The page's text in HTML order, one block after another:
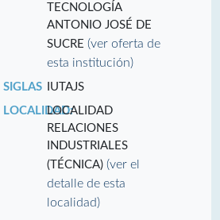
TECNOLOGÍA
ANTONIO JOSÉ DE
SUCRE(ver oferta de
esta institución)
SIGLAS
IUTAJS
LOCALIDAD:LOCALIDAD
RELACIONES
INDUSTRIALES
(TÉCNICA)(ver el
detalle de esta
localidad)